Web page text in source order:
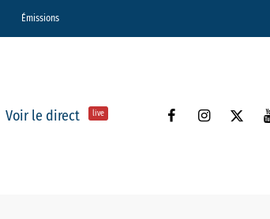
Émissions
Voir le direct live